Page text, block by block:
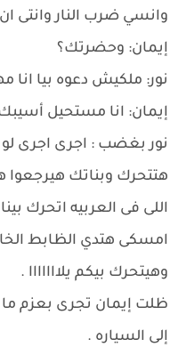
وانسي ضرب النار وانتى
إيمان: وحضرتك؟
نور: ملكيش دعوه بيا
إيمان: انا مستحيل
نور بغضب : اجرى اجرى
هتتحرك وبناتك هيرجعوا
اللى فى العربيه اتحرك
امسكى هتدي الظابط
وهيتحرك بيكم يلااااااا .
ظلت إيمان تجرى بعزم
إلى السياره .